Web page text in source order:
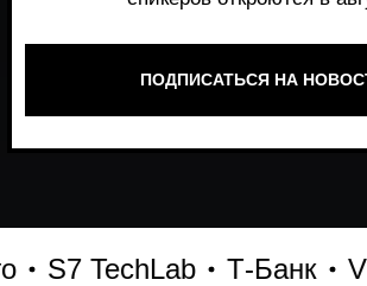
TechLab Т-Банк VK
работает и формирует рынок генеративного